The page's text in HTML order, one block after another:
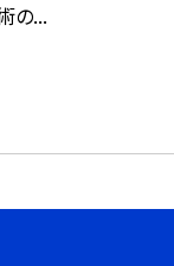
の...